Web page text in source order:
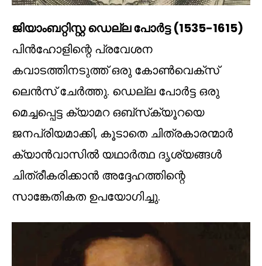
ജിയാംബറ്റിസ്റ്റ ഡെല്ല പോർട്ട (1535-1615)
പിൻഹോളിന്റെ പ്രവേശന
കവാടത്തിനടുത്ത് ഒരു കോൺവെക്സ്
ലെൻസ് ചേർത്തു. ഡെല്ല പോർട്ട ഒരു
മെച്ചപ്പെട്ട ക്യാമറ ഒബ്‌സ്‌ക്യൂറയെ
ജനപ്രിയമാക്കി, കൂടാതെ ചിത്രകാരന്മാർ
ക്യാൻവാസിൽ യഥാർത്ഥ ദൃശ്യങ്ങൾ
ചിത്രീകരിക്കാൻ അദ്ദേഹത്തിന്റെ
സാങ്കേതികത ഉപയോഗിച്ചു.